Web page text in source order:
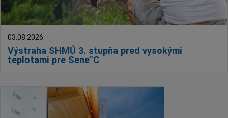
Výstraha SHMÚ 3. stupňa pred vysokými
teplotami pre Sene°C
03.08.2026